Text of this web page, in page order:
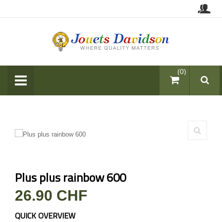
items (0)
Plus plus rainbow 600
26.90 CHF
QUICK OVERVIEW